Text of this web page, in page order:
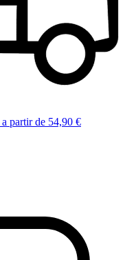
a partir de 54,90 €